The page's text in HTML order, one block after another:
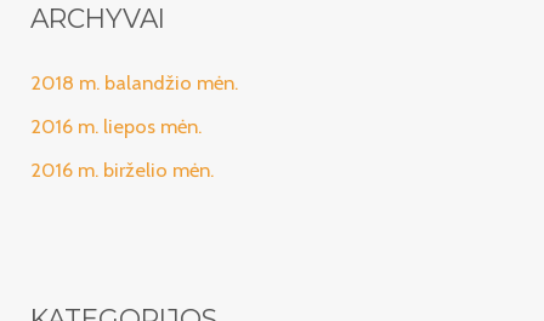
ARCHYVAI
2018 m. balandžio mėn.
2016 m. liepos mėn.
2016 m. birželio mėn.